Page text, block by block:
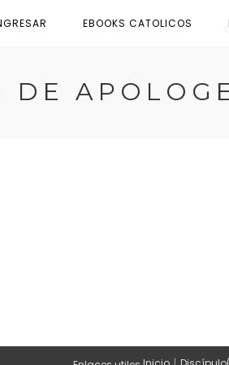
EBOOKS CATOLICOS
DE